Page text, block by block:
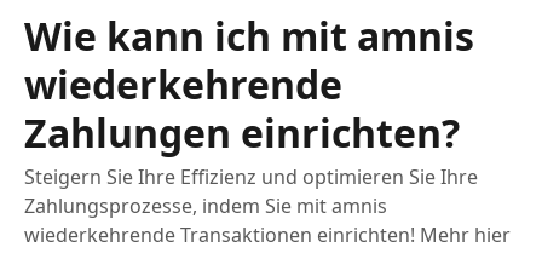
Wie kann ich mit amnis
wiederkehrende
Zahlungen einrichten?
Steigern Sie Ihre Effizienz und optimieren Sie Ihre
Zahlungsprozesse, indem Sie mit amnis
wiederkehrende Transaktionen einrichten! Mehr hier